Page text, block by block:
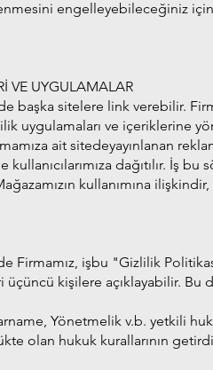
engelleyebileceğiniz
VE UYGULAMALAR
başka sitelere link verebilir.
uygulamaları ve içeriklerine
ait sitedeyayınlanan
kullanıcılarımıza dağıtılır. İş
kullanımına
Firmamız, işbu "Gizlilik
üçüncü kişilere açıklayabilir. Bu
Yönetmelik v.b. yetkili
olan hukuk kurallarının